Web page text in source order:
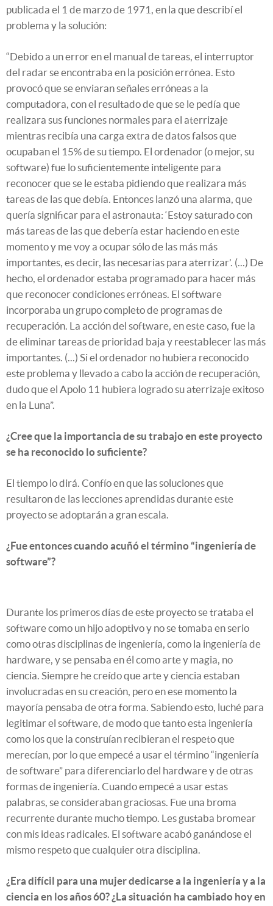
publicada el 1 de marzo de 1971, en la que describí el
problema y la solución:
“Debido a un error en el manual de tareas, el interruptor
del radar se encontraba en la posición errónea. Esto
provocó que se enviaran señales erróneas a la
computadora, con el resultado de que se le pedía que
realizara sus funciones normales para el aterrizaje
mientras recibía una carga extra de datos falsos que
ocupaban el 15% de su tiempo. El ordenador (o mejor, su
software) fue lo suficientemente inteligente para
reconocer que se le estaba pidiendo que realizara más
tareas de las que debía. Entonces lanzó una alarma, que
quería significar para el astronauta: ‘Estoy saturado con
más tareas de las que debería estar haciendo en este
momento y me voy a ocupar sólo de las más más
importantes, es decir, las necesarias para aterrizar’. (...) De
hecho, el ordenador estaba programado para hacer más
que reconocer condiciones erróneas. El software
incorporaba un grupo completo de programas de
recuperación. La acción del software, en este caso, fue la
de eliminar tareas de prioridad baja y reestablecer las más
importantes. (...) Si el ordenador no hubiera reconocido
este problema y llevado a cabo la acción de recuperación,
dudo que el Apolo 11 hubiera logrado su aterrizaje exitoso
en la Luna”.
¿Cree que la importancia de su trabajo en este proyecto
se ha reconocido lo suficiente?
El tiempo lo dirá. Confío en que las soluciones que
resultaron de las lecciones aprendidas durante este
proyecto se adoptarán a gran escala.
¿Fue entonces cuando acuñó el término “ingeniería de
software”?
Durante los primeros días de este proyecto se trataba el
software como un hijo adoptivo y no se tomaba en serio
como otras disciplinas de ingeniería, como la ingeniería de
hardware, y se pensaba en él como arte y magia, no
ciencia. Siempre he creído que arte y ciencia estaban
involucradas en su creación, pero en ese momento la
mayoría pensaba de otra forma. Sabiendo esto, luché para
legitimar el software, de modo que tanto esta ingeniería
como los que la construían recibieran el respeto que
merecían, por lo que empecé a usar el término “ingeniería
de software” para diferenciarlo del hardware y de otras
formas de ingeniería. Cuando empecé a usar estas
palabras, se consideraban graciosas. Fue una broma
recurrente durante mucho tiempo. Les gustaba bromear
con mis ideas radicales. El software acabó ganándose el
mismo respeto que cualquier otra disciplina.
¿Era difícil para una mujer dedicarse a la ingeniería y a la
ciencia en los años 60? ¿La situación ha cambiado hoy en